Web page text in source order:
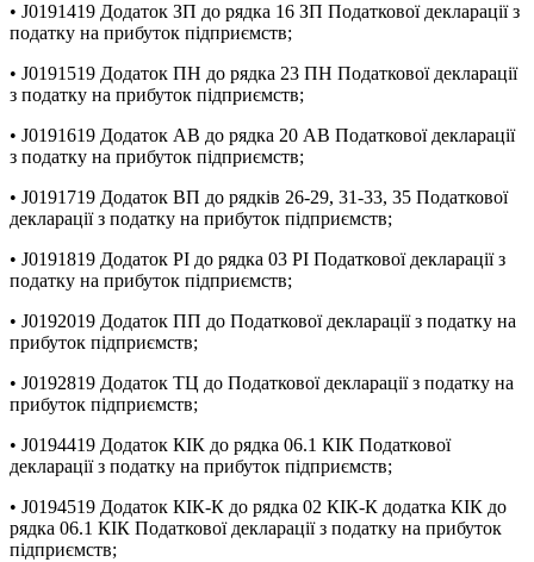
• J0191419 Додаток ЗП до рядка 16 ЗП Податкової декларації з
податку на прибуток підприємств;
• J0191519 Додаток ПН до рядка 23 ПН Податкової декларації
з податку на прибуток підприємств;
• J0191619 Додаток АВ до рядка 20 АВ Податкової декларації
з податку на прибуток підприємств;
• J0191719 Додаток ВП до рядків 26-29, 31-33, 35 Податкової
декларації з податку на прибуток підприємств;
• J0191819 Додаток РІ до рядка 03 РІ Податкової декларації з
податку на прибуток підприємств;
• J0192019 Додаток ПП до Податкової декларації з податку на
прибуток підприємств;
• J0192819 Додаток ТЦ до Податкової декларації з податку на
прибуток підприємств;
• J0194419 Додаток КІК до рядка 06.1 КІК Податкової
декларації з податку на прибуток підприємств;
• J0194519 Додаток КІК-К до рядка 02 КІК-К додатка КІК до
рядка 06.1 КІК Податкової декларації з податку на прибуток
підприємств;